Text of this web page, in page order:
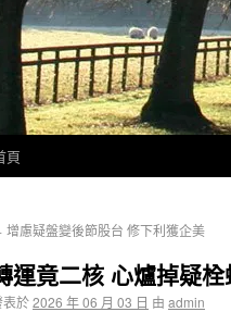
頁
增慮疑盤變後節股台 修下利獲企美
運竟二核 心爐掉疑栓
表於2026 年 06 月 03 日 由 admin